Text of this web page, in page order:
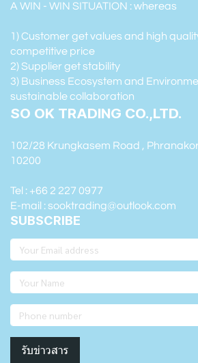
A WIN - WIN SITUATION : whereas
1) Customer get values and high
competitive price
2) Supplier get stability
3) Business Ecosystem and
sustainable collaboration
SO OK TRADING CO.,LTD.
102/28 Krungkasem Road ,
10200
Tel : +66 2 227 0977
E-mail : sooktrading@outlook.com
SUBSCRIBE
รับข่าวสาร